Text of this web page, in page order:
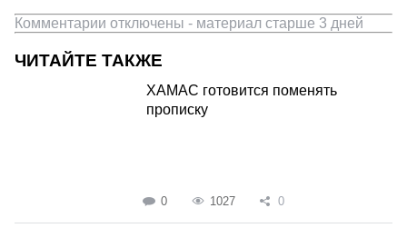
Комментарии отключены - материал старше 3 дней
ЧИТАЙТЕ ТАКЖЕ
ХАМАС готовится поменять
прописку
0 1027 0